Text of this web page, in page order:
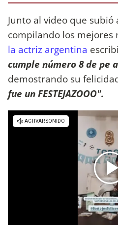
Junto al video que subió
compilando los mejores
la actriz argentina
cumple número 8 de pe
demostrando su
fue un FESTEJAZOOO".